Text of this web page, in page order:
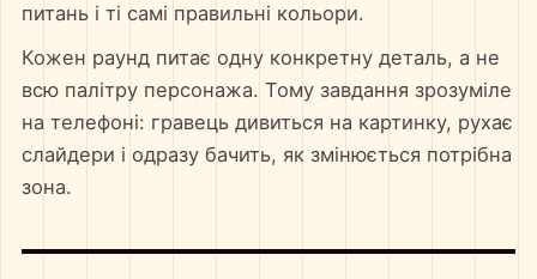
питань і ті самі правильні кольори.
Кожен раунд питає одну конкретну деталь, а не
всю палітру персонажа. Тому завдання зрозуміле
на телефоні: гравець дивиться на картинку, рухає
слайдери і одразу бачить, як змінюється потрібна
зона.